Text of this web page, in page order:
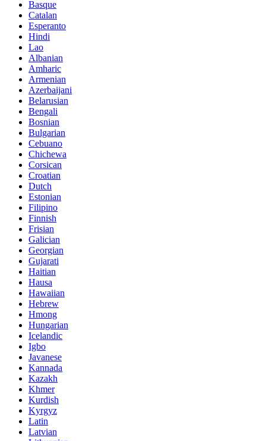
Basque
Catalan
Esperanto
Hindi
Lao
Albanian
Amharic
Armenian
Azerbaijani
Belarusian
Bengali
Bosnian
Bulgarian
Cebuano
Chichewa
Corsican
Croatian
Dutch
Estonian
Filipino
Finnish
Frisian
Galician
Georgian
Gujarati
Haitian
Hausa
Hawaiian
Hebrew
Hmong
Hungarian
Icelandic
Igbo
Javanese
Kannada
Kazakh
Khmer
Kurdish
Kyrgyz
Latin
Latvian